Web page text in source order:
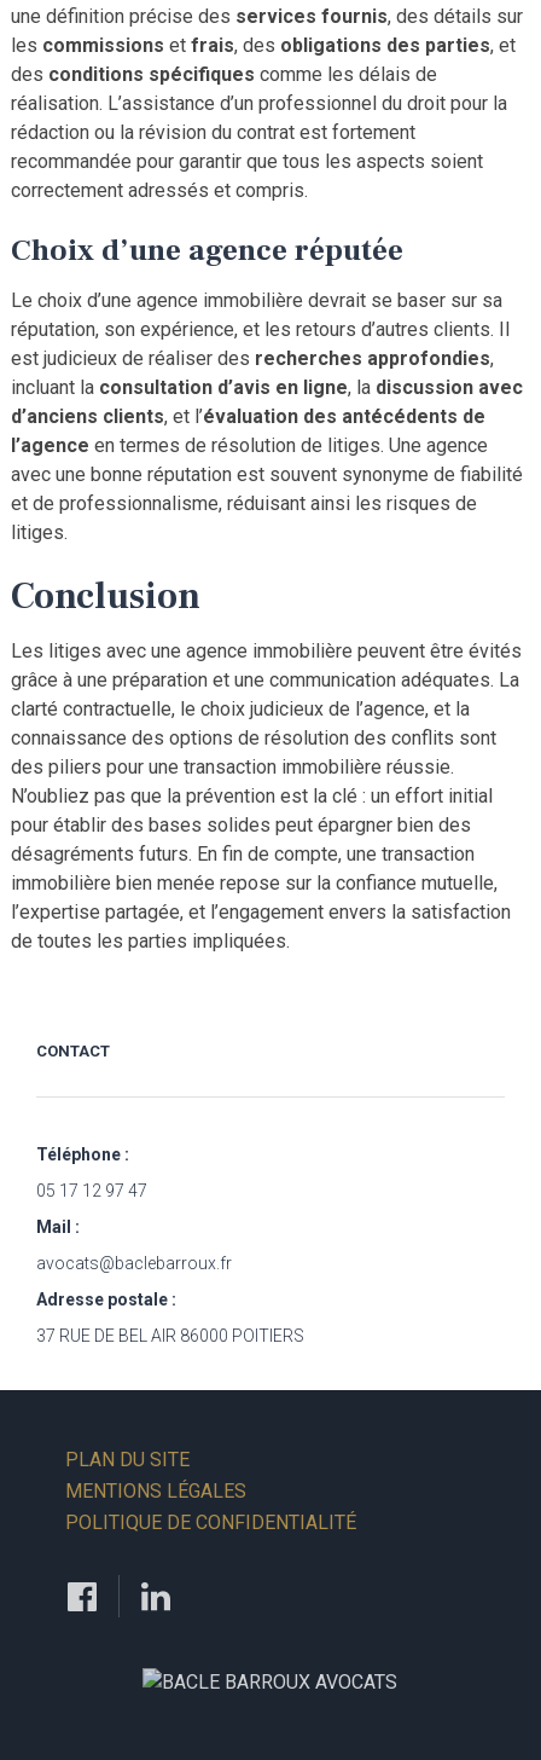
une définition précise des services fournis, des détails sur
les commissions et frais, des obligations des parties, et
des conditions spécifiques comme les délais de
réalisation. L’assistance d’un professionnel du droit pour la
rédaction ou la révision du contrat est fortement
recommandée pour garantir que tous les aspects soient
correctement adressés et compris.
Choix d’une agence réputée
Le choix d’une agence immobilière devrait se baser sur sa
réputation, son expérience, et les retours d’autres clients. Il
est judicieux de réaliser des recherches approfondies,
incluant la consultation d’avis en ligne, la discussion avec
d’anciens clients, et l’évaluation des antécédents de
l’agence en termes de résolution de litiges. Une agence
avec une bonne réputation est souvent synonyme de fiabilité
et de professionnalisme, réduisant ainsi les risques de
litiges.
Conclusion
Les litiges avec une agence immobilière peuvent être évités
grâce à une préparation et une communication adéquates. La
clarté contractuelle, le choix judicieux de l’agence, et la
connaissance des options de résolution des conflits sont
des piliers pour une transaction immobilière réussie.
N’oubliez pas que la prévention est la clé : un effort initial
pour établir des bases solides peut épargner bien des
désagréments futurs. En fin de compte, une transaction
immobilière bien menée repose sur la confiance mutuelle,
l’expertise partagée, et l’engagement envers la satisfaction
de toutes les parties impliquées.
CONTACT
Téléphone :
05 17 12 97 47
Mail :
avocats@baclebarroux.fr
Adresse postale :
37 RUE DE BEL AIR 86000 POITIERS
PLAN DU SITE
MENTIONS LÉGALES
POLITIQUE DE CONFIDENTIALITÉ